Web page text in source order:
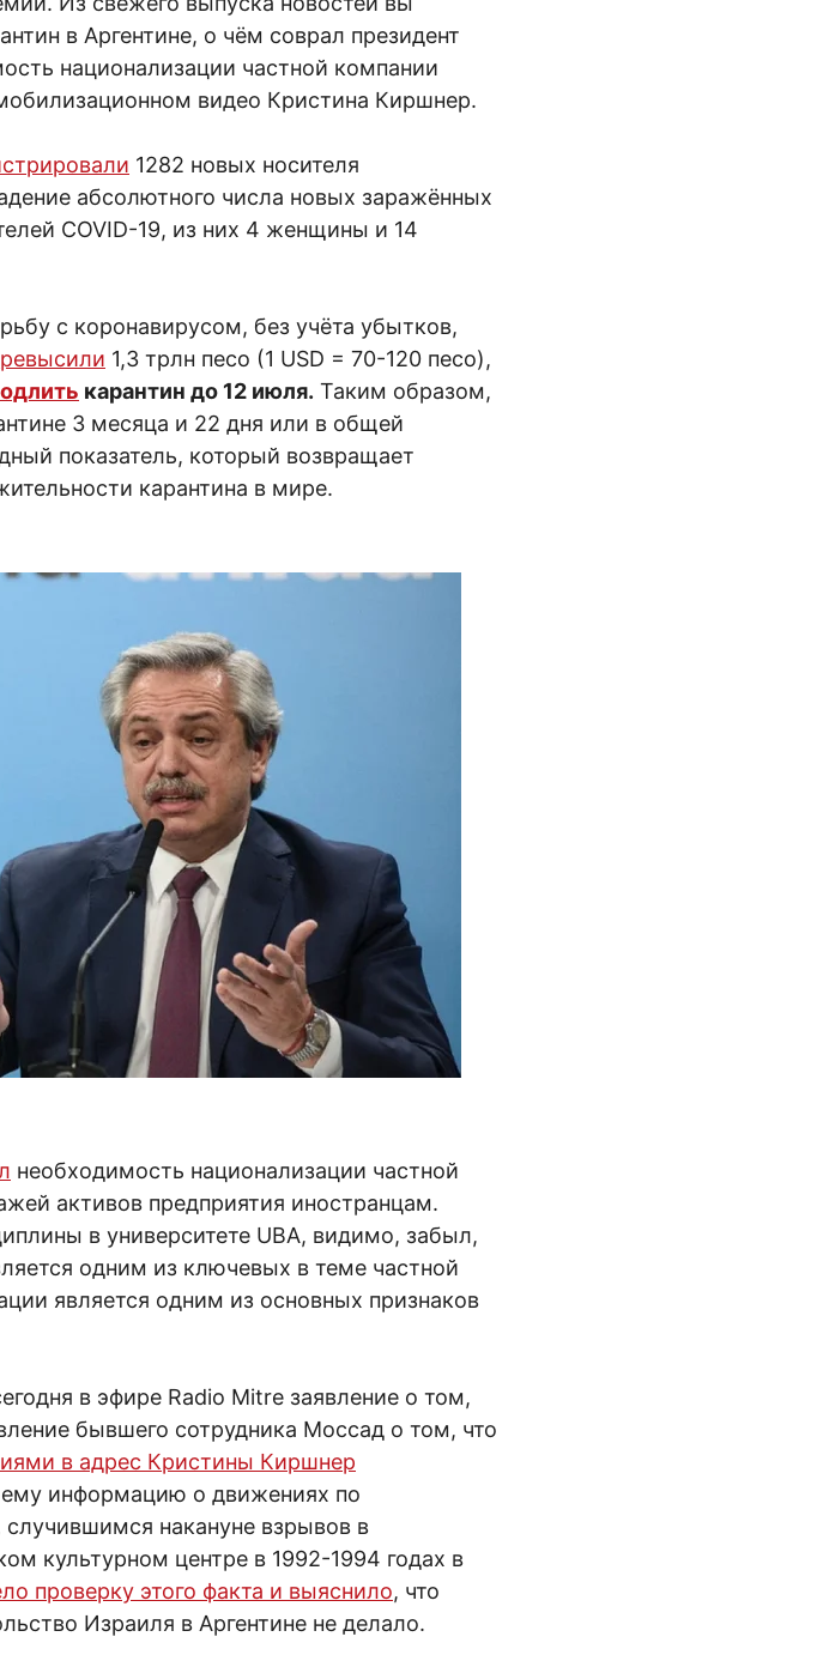
в Аргентине, о чём соврал президент
национализации частной компании
видео Кристина Киршнер.
1282 новых носителя
абсолютного числа новых заражённых
COVID-19, из них 4 женщины и 14
с коронавирусом, без учёта убытков,
1,3 трлн песо (1 USD = 70-120 песо),
карантин до 12 июля. Таким образом,
3 месяца и 22 дня или в общей
показатель, который возвращает
карантина в мире.
необходимость национализации частной
активов предприятия иностранцам.
в университете UBA, видимо, забыл,
одним из ключевых в теме частной
является одним из основных признаков
в эфире Radio Mitre заявление о том,
бывшего сотрудника Моссад о том, что
в адрес Кристины Киршнер
ему информацию о движениях по
накануне взрывов в
культурном центре в 1992-1994 годах в
проверку этого факта и выяснило, что
Израиля в Аргентине не делало.